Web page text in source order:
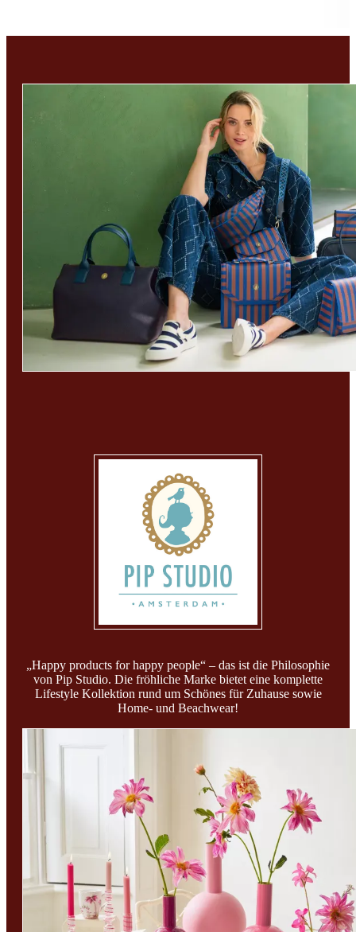
„Happy products for happy people“ – das ist die Philosophie
von Pip Studio. Die fröhliche Marke bietet eine komplette
Lifestyle Kollektion rund um Schönes für Zuhause sowie
Home- und Beachwear!